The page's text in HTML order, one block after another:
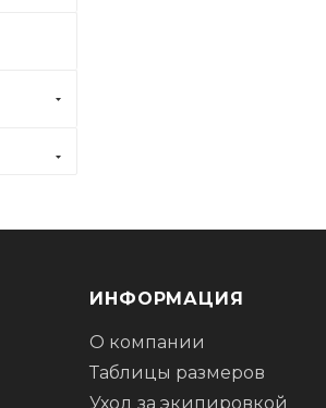
ИНФОРМАЦИЯ
О компании
Таблицы размеров
Уход за экипировкой